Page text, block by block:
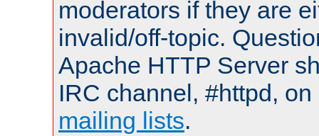
moderators if they are
invalid/off-topic.
Apache HTTP Server
IRC channel, #httpd,
mailing lists.